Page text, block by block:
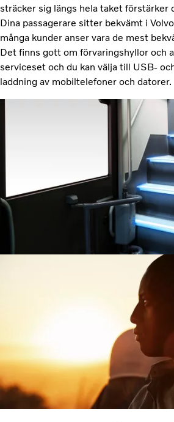
sträcker sig längs hela taket förstärker
Dina passagerare sitter bekvämt i
många kunder anser vara de mest
Det finns gott om förvaringshyllor och
serviceset och du kan välja till USB-
laddning av mobiltelefoner och datorer.